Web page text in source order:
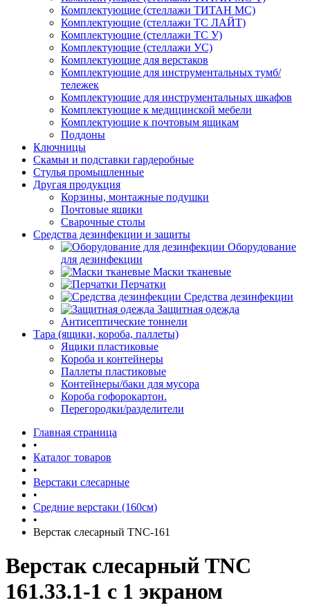
Комплектующие (стеллажи ТИТАН МС)
Комплектующие (стеллажи ТС ЛАЙТ)
Комплектующие (стеллажи ТС У)
Комплектующие (стеллажи УС)
Комплектующие для верстаков
Комплектующие для инструментальных тумб/
тележек
Комплектующие для инструментальных шкафов
Комплектующие к медицинской мебели
Комплектующие к почтовым ящикам
Поддоны
Ключницы
Скамьи и подставки гардеробные
Стулья промышленные
Другая продукция
Корзины, монтажные подушки
Почтовые ящики
Сварочные столы
Средства дезинфекции и защиты
Оборудование
для дезинфекции
Маски тканевые
Перчатки
Средства дезинфекции
Защитная одежда
Антисептические тоннели
Тара (ящики, короба, паллеты)
Ящики пластиковые
Короба и контейнеры
Паллеты пластиковые
Контейнеры/баки для мусора
Короба гофорокартон.
Перегородки/разделители
Главная страница
•
Каталог товаров
•
Верстаки слесарные
•
Средние верстаки (160см)
•
Верстак слесарный TNC-161
Верстак слесарный TNC
161.33.1-1 с 1 экраном